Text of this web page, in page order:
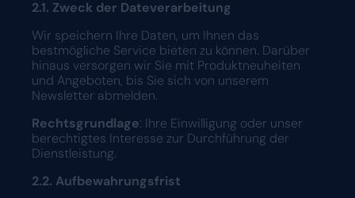
2.1. Zweck der Dateverarbeitung
Wir speichern Ihre Daten, um Ihnen das
bestmögliche Service bieten zu können. Darüber
hinaus versorgen wir Sie mit Produktneuheiten
und Angeboten, bis Sie sich von unserem
Newsletter abmelden.
Rechtsgrundlage: Ihre Einwilligung oder unser
berechtigtes Interesse zur Durchführung der
Dienstleistung.
2.2. Aufbewahrungsfrist